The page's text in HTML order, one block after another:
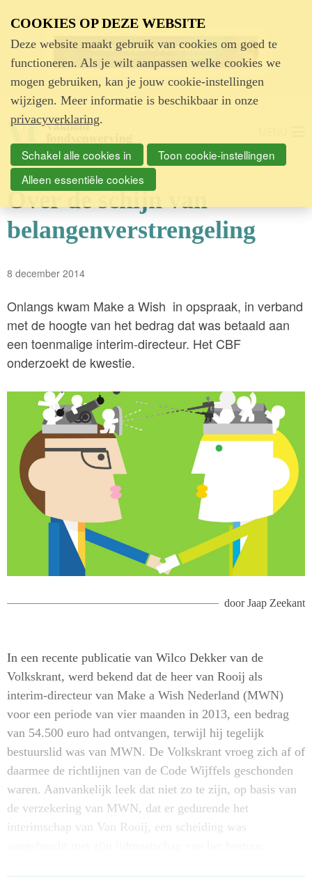
Advertentie
Over de schijn van
belangenverstrengeling
8 december 2014
Onlangs kwam Make a Wish in opspraak, in verband
met de hoogte van het bedrag dat was betaald aan
een toenmalige interim-directeur. Het CBF
onderzoekt de kwestie.
doorJaap Zeekant
In een recente publicatie van Wilco Dekker van de
Volkskrant, werd bekend dat de heer van Rooij als
interim-directeur van Make a Wish Nederland (MWN)
voor een periode van vier maanden in 2013, een bedrag
van 54.500 euro had ontvangen, terwijl hij tegelijk
bestuurslid was van MWN. De Volkskrant vroeg zich af of
daarmee de richtlijnen van de Code Wijffels geschonden
waren. Aanvankelijk leek dat niet zo te zijn, op basis van
de verzekering van MWN, dat er gedurende het
interimschap van Van Rooij, een scheiding was
COOKIES OP DEZE WEBSITE
Deze website maakt gebruik van cookies om goed te
functioneren. Als je wilt aanpassen welke cookies we
mogen gebruiken, kan je jouw cookie-instellingen
wijzigen. Meer informatie is beschikbaar in onze
privacyverklaring.
Schakel alle cookies in
Toon cookie-instellingen
Alleen essentiële cookies